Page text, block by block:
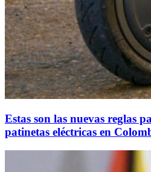
Estas son las nuevas reglas
patinetas eléctricas en